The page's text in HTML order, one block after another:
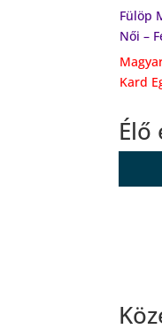
Fülöp
Női –
Kard
Élő